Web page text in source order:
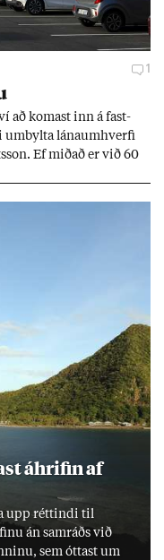
1
að kom­ast inn á fast­
um­bylta lánaum­hverfi
Ef mið­að er við 60
áhrif­in af
upp rétt­indi til
án sam­ráðs við
sem ótt­ast um